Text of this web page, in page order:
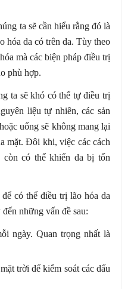
ta sẽ cần hiểu rằng đó là
hóa da có trên da. Tùy theo
mà các biện pháp điều trị
phù hợp.
ta sẽ khó có thể tự điều trị
liệu tự nhiên, các sản
uống sẽ không mang lại
mặt. Đôi khi, việc các cách
có thể khiến da bị tổn
có thể điều trị lão hóa da
những vấn đề sau:
ngày. Quan trọng nhất là
trời để kiểm soát các dấu